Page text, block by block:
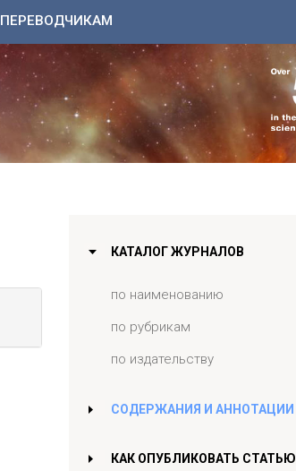
ПЕРЕВОДЧИКАМ
КАТАЛОГ ЖУРНАЛОВ
по наименованию
по рубрикам
по издательству
СОДЕРЖАНИЯ И АННОТАЦИИ
КАК ОПУБЛИКОВАТЬ СТАТЬЮ